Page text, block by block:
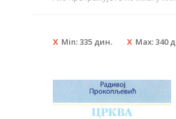
Min:335 дин. Max:340